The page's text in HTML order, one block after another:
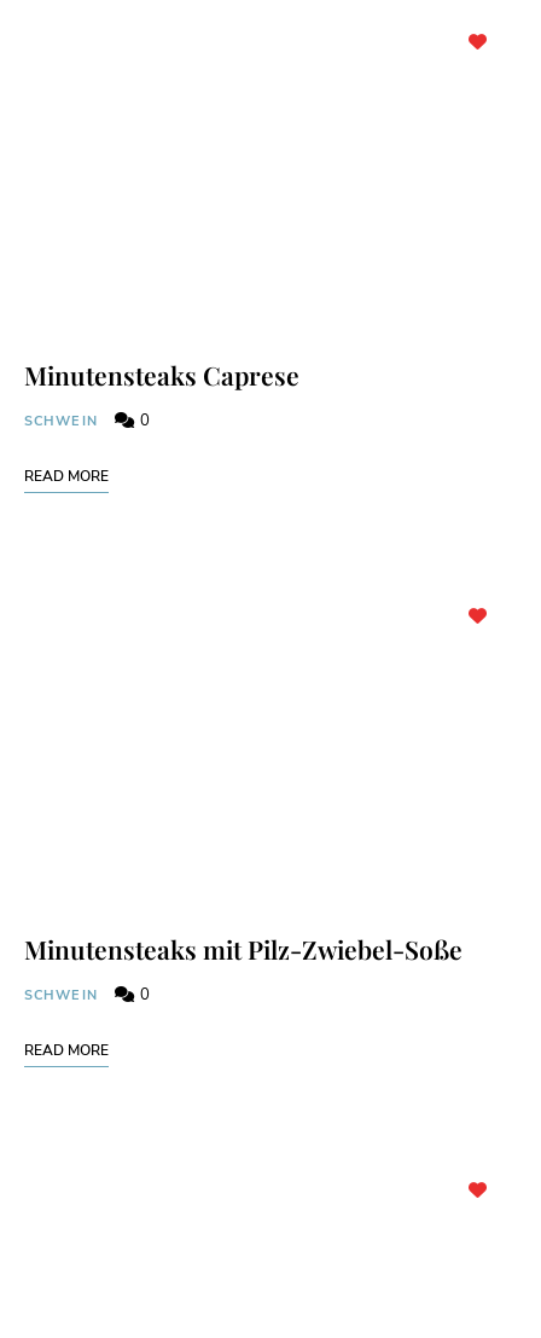
Minutensteaks Caprese
SCHWEIN 0
READ MORE
Minutensteaks mit Pilz-Zwiebel-Soße
SCHWEIN 0
READ MORE